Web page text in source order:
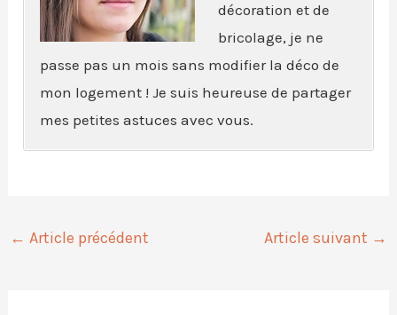
décoration et de
bricolage, je ne
passe pas un mois sans modifier la déco de
mon logement ! Je suis heureuse de partager
mes petites astuces avec vous.
← Article précédent Article suivant →